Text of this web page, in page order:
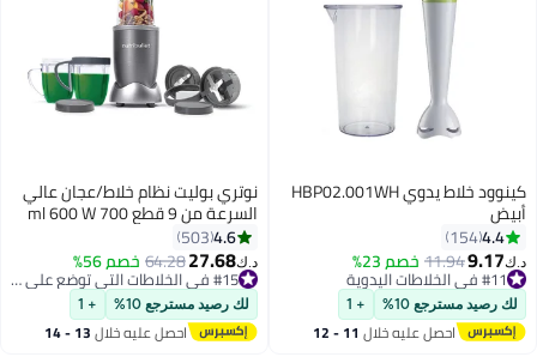
كينوود خلاط يدوي HBP02.001WH
أبيض
4.4
154
د.ك‏9.17
11.94خصم 23% #11 في الخلاطات اليدوية
تم بيع +40 مؤخرًا
#11 في الخلاطات اليدوية
لك رصيد مسترجع 10% + 1
احصل عليه خلال 11 - 12
نوتري بوليت نظام خلاط/عجان عالي
السرعة من 9 قطع 700 ml 600 W
NBR-1212M رمادي
4.6
503
د.ك‏27.68
64.28خصم 56%
تم بيع +40 مؤخرًا
لك رصيد مسترجع 10% + 1
احصل عليه خلال 13 - 14